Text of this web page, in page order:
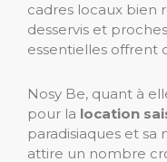
cadres locaux bien
desservis et
essentielles offrent
Nosy Be, quant à
pour la location
paradisiaques et sa
attire un nombre